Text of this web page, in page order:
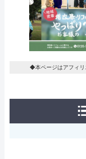
◆本ページはアフィリ